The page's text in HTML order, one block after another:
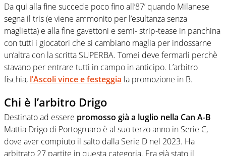
Da qui alla fine succede poco fino all’87’ quando Milanese
segna il tris (e viene ammonito per l’esultanza senza
maglietta) e alla fine gavettoni e semi- strip-tease in panchina
con tutti i giocatori che si cambiano maglia per indossarne
un’altra con la scritta SUPERBA. Tomei deve fermarli perchè
stavano per entrare tutti in campo in anticipo. L’arbitro
fischia, l’Ascoli vince e festeggia la promozione in B.
Chi è l’arbitro Drigo
Destinato ad essere promosso già a luglio nella Can A-B
Mattia Drigo di Portogruaro è al suo terzo anno in Serie C,
dove aver compiuto il salto dalla Serie D nel 2023. Ha
arbitrato 27 partite in questa categoria. Era già stato il